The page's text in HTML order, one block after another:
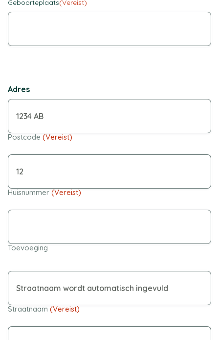
Geboorteplaats(Vereist)
Adres
Postcode (Vereist)
Huisnummer (Vereist)
Toevoeging
Straatnaam (Vereist)